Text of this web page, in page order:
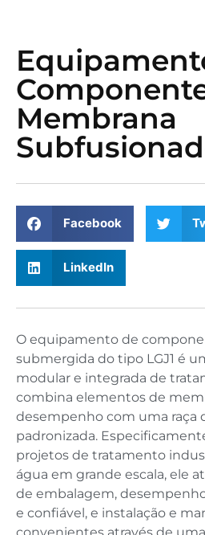
Membrana
Facebook
LinkedIn
O equipamento de
submergida do tipo LGJ1 é
modular e integrada de
combina elementos de
desempenho com uma raça
padronizada.
projetos de tratamento
água em grande escala, ele
de embalagem,
e confiável, e instalação e
convenientes através de